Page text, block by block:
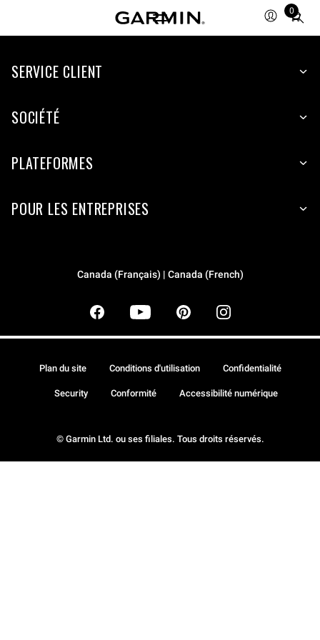
0
Total
items
cart:
SERVICE CLIENT
SOCIÉTÉ
PLATEFORMES
POUR LES ENTREPRISES
Canada (Français) | Canada (French)
© Garmin Ltd. ou ses filiales. Tous droits réservés.
Plan du site Conditions d'utilisation Confidentialité
Security Conformité Accessibilité numérique